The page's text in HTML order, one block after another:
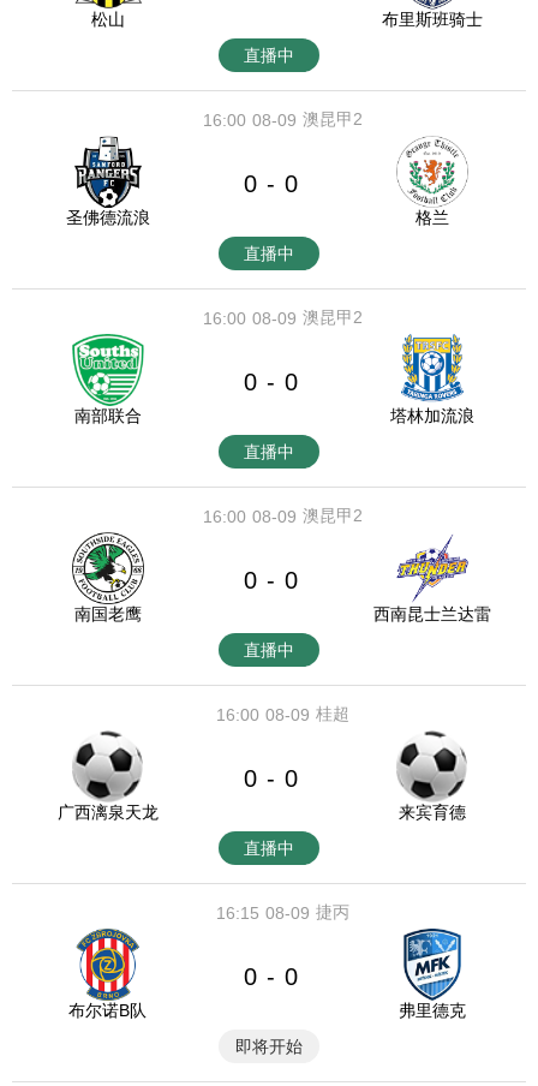
松山
布里斯班骑士
直播中
08-09
16:00 澳昆甲2
圣佛德流浪
0 - 0
格兰
直播中
08-09
16:00 澳昆甲2
南部联合
0 - 0
塔林加流浪
直播中
08-09
16:00 澳昆甲2
南国老鹰
0 - 0
西南昆士兰达雷
直播中
08-09
16:00 桂超
广西漓泉天龙
0 - 0
来宾育德
直播中
08-09
16:15 捷丙
布尔诺B队
0 - 0
弗里德克
即将开始